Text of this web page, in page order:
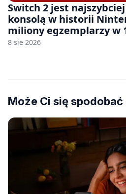
Switch 2 jest
konsolą w historii
miliony egzemplarzy w
8 sie 2026
Może Ci się spodobać